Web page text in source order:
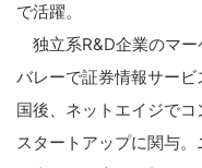
で活躍。
独立系R&D企業のマー
バレーで証券情報サー
国後、ネットエイジで
スタートアップに関与